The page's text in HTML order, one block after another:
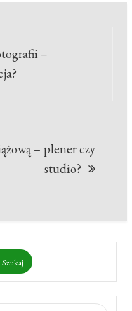
–
– plener czy
studio?
Szukaj